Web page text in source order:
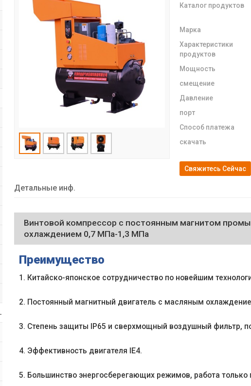
Каталог продуктов
Марка
Характеристики
продуктов
Мощность
смещение
Давление
порт
Способ платежа
скачать
Свяжитесь Сейчас
Детальные инф.
Винтовой компрессор с постоянным магнитом
охлаждением 0,7 МПа-1,3 МПа
Преимущество
1. Китайско-японское сотрудничество по новейшим
2. Постоянный магнитный двигатель с масляным
3. Степень защиты IP65 и сверхмощный воздушный фильтр,
4. Эффективность двигателя IE4.
5. Большинство энергосберегающих режимов, работа только